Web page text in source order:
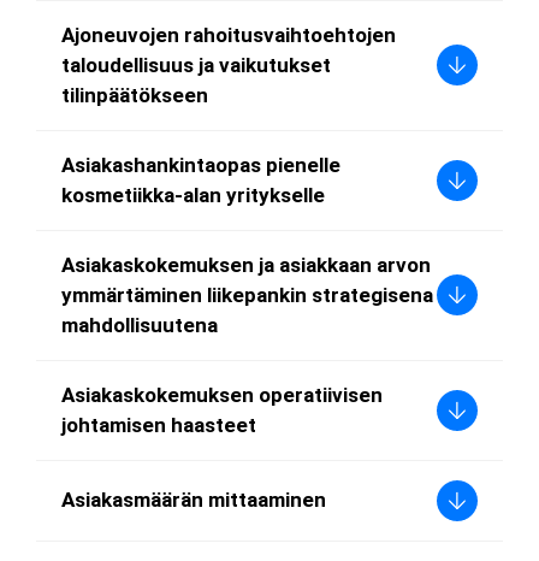
Ajoneuvojen rahoitusvaihtoehtojen
taloudellisuus ja vaikutukset
tilinpäätökseen
Asiakashankintaopas pienelle
kosmetiikka-alan yritykselle
Asiakaskokemuksen ja asiakkaan arvon
ymmärtäminen liikepankin strategisena
mahdollisuutena
Asiakaskokemuksen operatiivisen
johtamisen haasteet
Asiakasmäärän mittaaminen